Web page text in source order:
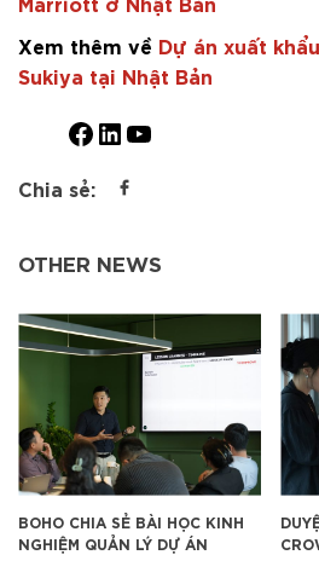
Xem thêm về Dự án xuất
Sukiya tại Nhật Bản
Facebook
LinkedIn
YouTube
Chia sẻ:
OTHER NEWS
BÀI HỌC KINH
LÝ DỰ ÁN
DUYỆT MẪU VẬT
CROWNE PLAZA